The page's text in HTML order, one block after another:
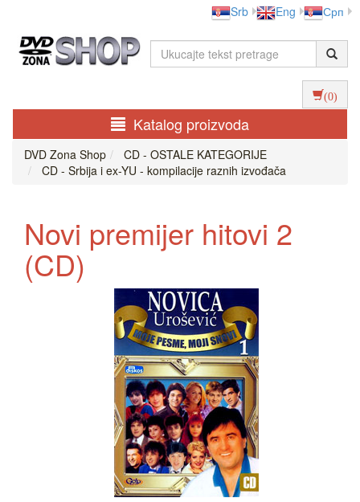
Srb Eng Срп
(0)
Katalog proizvoda
DVD Zona Shop
CD - OSTALE KATEGORIJE
CD - Srbija i ex-YU - kompilacije raznih izvođača
Novi premijer hitovi 2
(CD)